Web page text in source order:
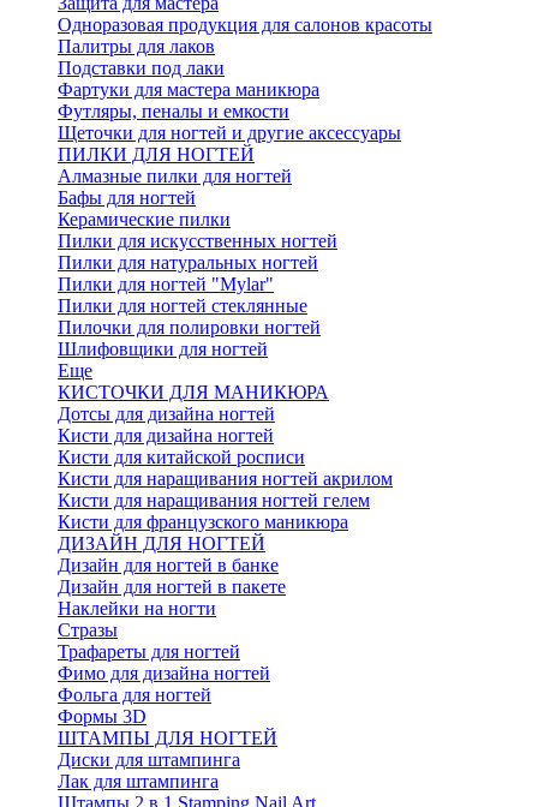
Одноразовая продукция для салонов красоты
Палитры для лаков
Подставки под лаки
Фартуки для мастера маникюра
Футляры, пеналы и емкости
Щеточки для ногтей и другие аксессуары
ПИЛКИ ДЛЯ НОГТЕЙ
Алмазные пилки для ногтей
Бафы для ногтей
Керамические пилки
Пилки для искусственных ногтей
Пилки для натуральных ногтей
Пилки для ногтей "Mylar"
Пилки для ногтей стеклянные
Пилочки для полировки ногтей
Шлифовщики для ногтей
Еще
КИСТОЧКИ ДЛЯ МАНИКЮРА
Дотсы для дизайна ногтей
Кисти для дизайна ногтей
Кисти для китайской росписи
Кисти для наращивания ногтей акрилом
Кисти для наращивания ногтей гелем
Кисти для французского маникюра
ДИЗАЙН ДЛЯ НОГТЕЙ
Дизайн для ногтей в банке
Дизайн для ногтей в пакете
Наклейки на ногти
Стразы
Трафареты для ногтей
Фимо для дизайна ногтей
Фольга для ногтей
Формы 3D
ШТАМПЫ ДЛЯ НОГТЕЙ
Диски для штампинга
Лак для штампинга
Штампы 2 в 1 Stamping Nail Art